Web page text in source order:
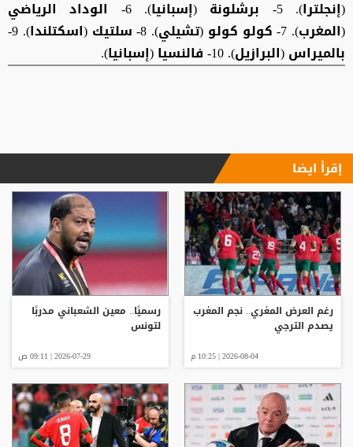
(إنجلترا). 5- برشلونة (إسبانيا). 6- الوداد الرياضي
(المغرب). 7- كولو كولو (تشيلي). 8- سلتيك (اسكتلندا). 9-
بالميراس (البرازيل). 10- فالنسيا (إسبانيا).
إقرأ ايضا
رغم العرض المغري.. نجم المغرب
يصدم الترجي
2026-08-04 | 10:25 م
رسميًا.. معين الشعباني مدربًا
لتونس
2026-07-29 | 09:11 ص